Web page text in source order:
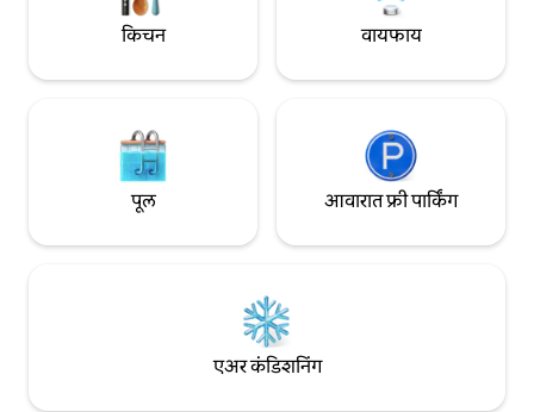
किचन वायफाय
पूल आवारात फ्री पार्किंग
एअर कंडिशनिंग